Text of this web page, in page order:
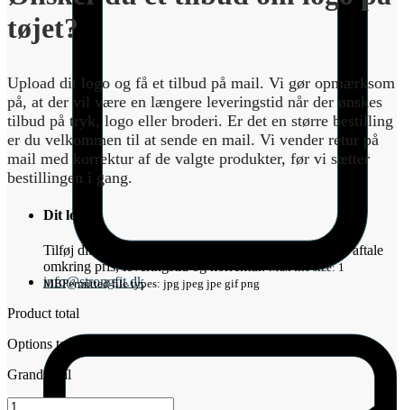
info@strongfit.dk
tøjet?
Upload dit logo og få et tilbud på mail. Vi gør opmærksom
på, at der vil være en længere leveringstid når der ønskes
tilbud på tryk, logo eller broderi. Er det en større bestilling
er du velkommen til at sende en mail. Vi vender retur på
mail med korrektur af de valgte produkter, før vi sætter
bestillingen i gang.
Dit logo
Tilføj dit logo ovenfor. Så vender vi retur på mail med aftale
omkring pris, leveringstid og korrektur.Max file size: 1
MBPermitted file types: jpg jpeg jpe gif png
Product total
Options total
Grand total
Single